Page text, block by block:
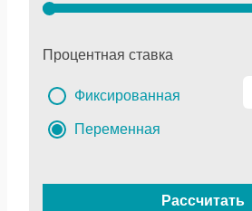
Процентная ставка
Фиксированная
Переменная
Рассчитать